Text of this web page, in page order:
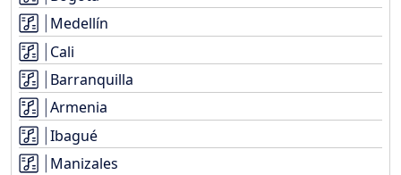
Medellín
Cali
Barranquilla
Armenia
Ibagué
Manizales